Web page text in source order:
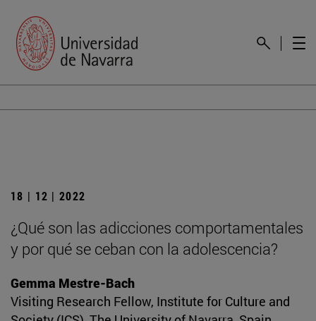
18 | 12 | 2022
¿Qué son las adicciones comportamentales
y por qué se ceban con la adolescencia?
Gemma Mestre-Bach
Visiting Research Fellow, Institute for Culture and